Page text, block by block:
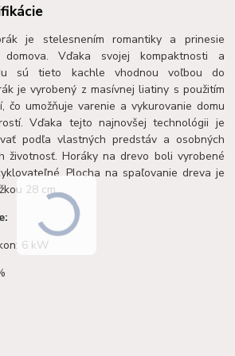
je stelesnením romantiky a prinesie
Vďaka svojej kompaktnosti a
sú tieto kachle vhodnou voľbou do
je vyrobený z masívnej liatiny s použitím
čo umožňuje varenie a vykurovanie domu
Vďaka tejto najnovšej technológii je
podľa vlastných predstáv a osobných
životnosť. Horáky na drevo boli vyrobené
Plocha na spaľovanie dreva je
28 cm.
6 kW